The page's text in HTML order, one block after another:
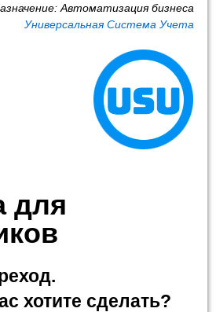
Автоматизация бизнеса
Универсальная Система Учета
для
хотите сделать?